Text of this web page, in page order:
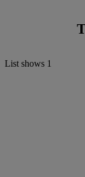
List shows 1